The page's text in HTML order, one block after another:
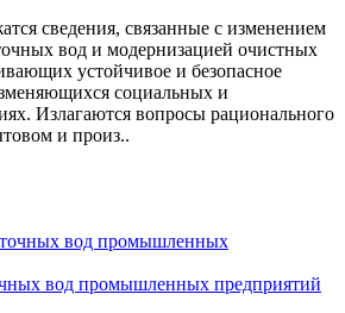
сведения, связанные с изменением
вод и модернизацией очистных
устойчивое и безопасное
социальных и
Излагаются вопросы рационального
и произ..
вод промышленных предприятий